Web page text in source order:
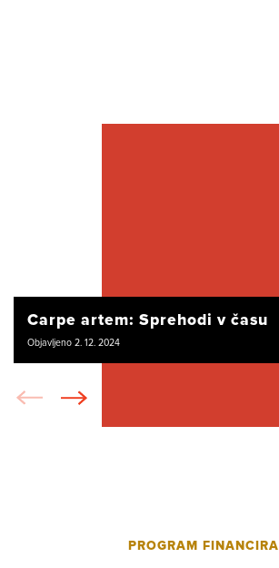
Carpe artem: Sprehodi v času
Objavljeno 2. 12. 2024
PROGRAM FINANCIRA